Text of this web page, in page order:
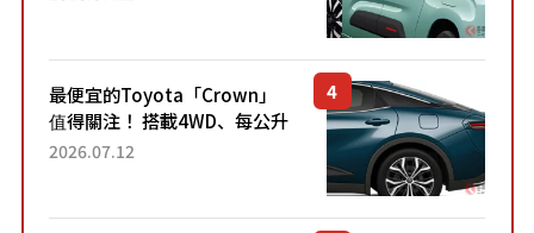
最便宜的Toyota「Crown」
值得關注！ 搭載4WD、每公升
22.4公里低油耗表現超亮眼！
2026.07.12